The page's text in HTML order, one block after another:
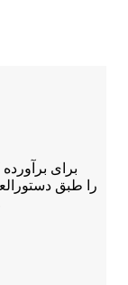
برای